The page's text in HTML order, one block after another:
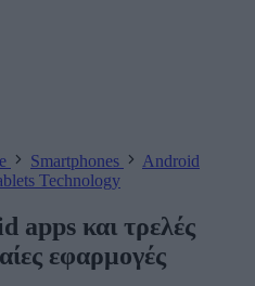
Smartphones
Android
Technology
και τρελές
εφαρμογές